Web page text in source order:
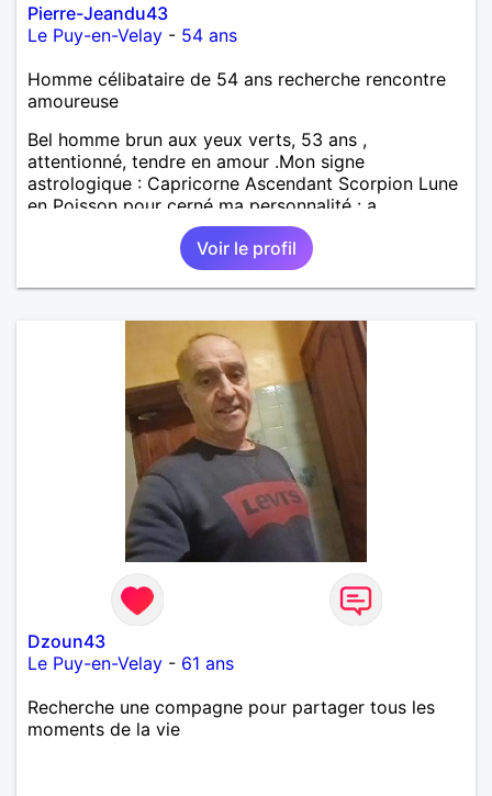
Pierre-Jeandu43
Le Puy-en-Velay - 54 ans
Homme célibataire de 54 ans recherche rencontre
amoureuse
Bel homme brun aux yeux verts, 53 ans ,
attentionné, tendre en amour .Mon signe
astrologique : Capricorne Ascendant Scorpion Lune
en Poisson pour cerné ma personnalité : a
rechercher sur la toile ( Web) Mes loisirs principaux :
Internet, Lire, Le Jeu d'échecs, Le Jogging . J'aime
manger un peu de tout, j'aime beaucoup la
nourriture Italienne . Gouts Musicaux : Variété
Voir le profil
Dzoun43
Le Puy-en-Velay - 61 ans
Recherche une compagne pour partager tous les
moments de la vie